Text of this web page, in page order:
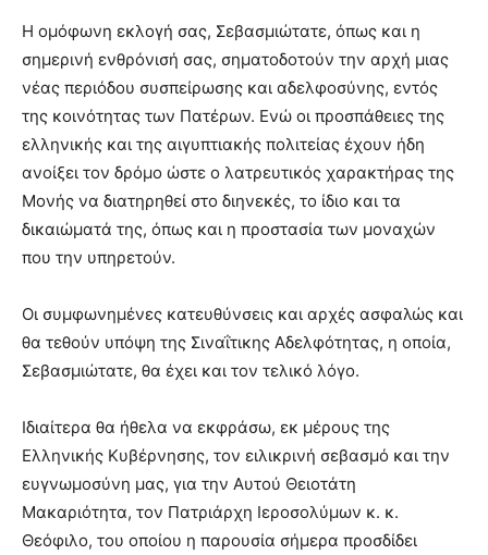
Η ομόφωνη εκλογή σας, Σεβασμιώτατε, όπως και η
σημερινή ενθρόνισή σας, σηματοδοτούν την αρχή μιας
νέας περιόδου συσπείρωσης και αδελφοσύνης, εντός
της κοινότητας των Πατέρων. Ενώ οι προσπάθειες της
ελληνικής και της αιγυπτιακής πολιτείας έχουν ήδη
ανοίξει τον δρόμο ώστε ο λατρευτικός χαρακτήρας της
Μονής να διατηρηθεί στο διηνεκές, το ίδιο και τα
δικαιώματά της, όπως και η προστασία των μοναχών
που την υπηρετούν.
Οι συμφωνημένες κατευθύνσεις και αρχές ασφαλώς και
θα τεθούν υπόψη της Σιναΐτικης Αδελφότητας, η οποία,
Σεβασμιώτατε, θα έχει και τον τελικό λόγο.
Ιδιαίτερα θα ήθελα να εκφράσω, εκ μέρους της
Ελληνικής Κυβέρνησης, τον ειλικρινή σεβασμό και την
ευγνωμοσύνη μας, για την Αυτού Θειοτάτη
Μακαριότητα, τον Πατριάρχη Ιεροσολύμων κ. κ.
Θεόφιλο, του οποίου η παρουσία σήμερα προσδίδει